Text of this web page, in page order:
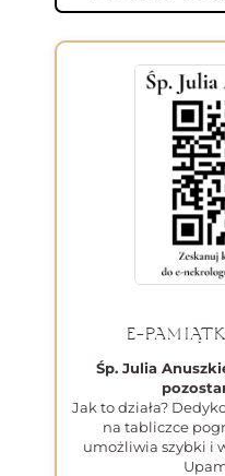
E-
Śp. Julia
Jak to działa?
na tabliczce
umożliwia szybki i